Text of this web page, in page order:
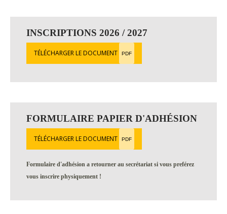
INSCRIPTIONS 2026 / 2027
TÉLÉCHARGER LE DOCUMENT PDF
FORMULAIRE PAPIER D'ADHÉSION
TÉLÉCHARGER LE DOCUMENT PDF
Formulaire d'adhésion a retourner au secrétariat si vous preférez
vous inscrire physiquement !